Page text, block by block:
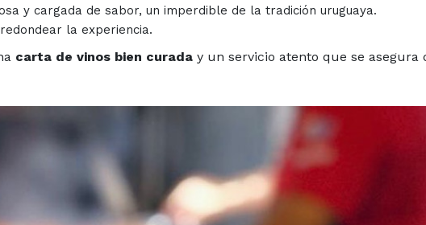
y cargada de sabor, un imperdible de la tradición uruguaya.
la experiencia.
carta de vinos bien curada y un servicio atento que se asegura